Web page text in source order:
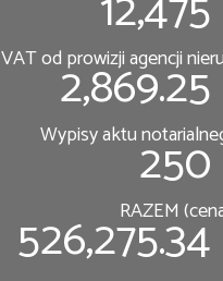
VAT od prowizji agencji
Wypisy aktu
RAZEM